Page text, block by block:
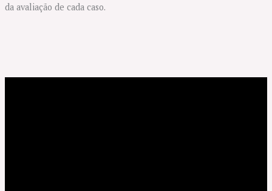
da avaliação de cada caso.